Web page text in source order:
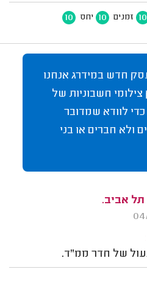
10 זמנים 10 יחס 10
חדש במידרג אנחנו
חשבוניות של
לוודא שמדובר
ולא חברים או בני
תל אביב.
של חדר ממ"ד.